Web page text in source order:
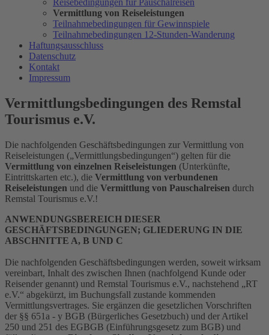
Reisebedingungen für Pauschalreisen
Vermittlung von Reiseleistungen
Teilnahmebedingungen für Gewinnspiele
Teilnahmebedingungen 12-Stunden-Wanderung
Haftungsausschluss
Datenschutz
Kontakt
Impressum
Vermittlungsbedingungen des Remstal
Tourismus e.V.
Die nachfolgenden Geschäftsbedingungen zur Vermittlung von
Reiseleistungen („Vermittlungsbedingungen“) gelten für die
Vermittlung von einzelnen Reiseleistungen (Unterkünfte,
Eintrittskarten etc.), die Vermittlung von verbundenen
Reiseleistungen und die Vermittlung von Pauschalreisen durch
Remstal Tourismus e.V.!
ANWENDUNGSBEREICH DIESER
GESCHÄFTSBEDINGUNGEN; GLIEDERUNG IN DIE
ABSCHNITTE A, B UND C
Die nachfolgenden Geschäftsbedingungen werden, soweit wirksam
vereinbart, Inhalt des zwischen Ihnen (nachfolgend Kunde oder
Reisender genannt) und Remstal Tourismus e.V., nachstehend „RT
e.V.“ abgekürzt, im Buchungsfall zustande kommenden
Vermittlungsvertrages. Sie ergänzen die gesetzlichen Vorschriften
der §§ 651a - y BGB (Bürgerliches Gesetzbuch) und der Artikel
250 und 251 des EGBGB (Einführungsgesetz zum BGB) und